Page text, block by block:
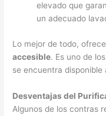
elevado que
un adecuado
Lo mejor de todo,
accesible. Es uno de
se encuentra
Desventajas del
Algunos de los contras